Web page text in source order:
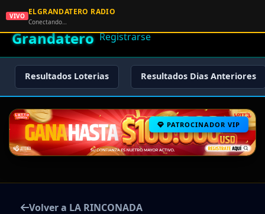
🌟 El
Grandatero Registrarse
Resultados Loterias Resultados Dias Anteriores
PATROCINADOR VIP
Volver a LA RINCONADA
VIVO ELGRANDATERO RADIO
Conectando…